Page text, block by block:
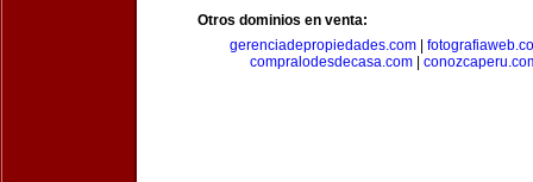
Otros dominios en venta:
gerenciadepropiedades.com|
compralodesdecasa.com